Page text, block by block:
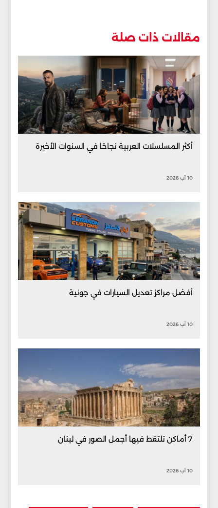
مقالات ذات صلة
أكثر المسلسلات العربية نجاحًا في السنوات الأخيرة
10 آب 2026
أفضل مراكز تعديل السيارات في جونية
10 آب 2026
7 أماكن تلتقط فيها أجمل الصور في لبنان
10 آب 2026